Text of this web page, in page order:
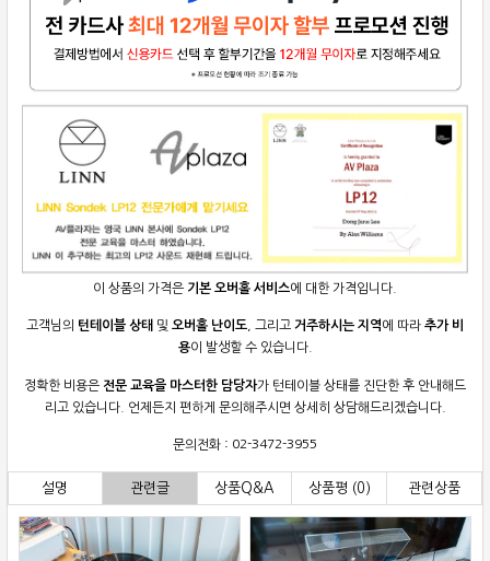
이 상품의 가격은 기본 오버홀 서비스에 대한 가격입니다.
고객님의 턴테이블 상태 및 오버홀 난이도 , 그리고 거주하시는 지역에 따라 추가 비
용이 발생할 수 있습니다.
정확한 비용은 전문 교육을 마스터한 담당자가 턴테이블 상태를 진단한 후 안내해드
리고 있습니다. 언제든지 편하게 문의해주시면 상세히 상담해드리겠습니다.
문의전화 : 02-3472-3955
설명 관련글 상품Q&A 상품평 (0) 관련상품